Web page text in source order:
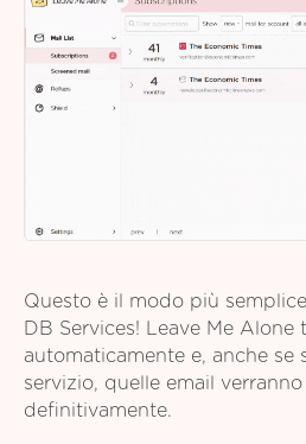
Questo è il modo più
DB Services! Leave Me Alone
automaticamente e, anche se
servizio, quelle email
definitivamente.